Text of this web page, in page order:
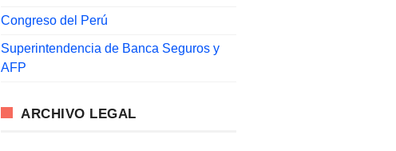
Congreso del Perú
Superintendencia de Banca Seguros y
AFP
ARCHIVO LEGAL